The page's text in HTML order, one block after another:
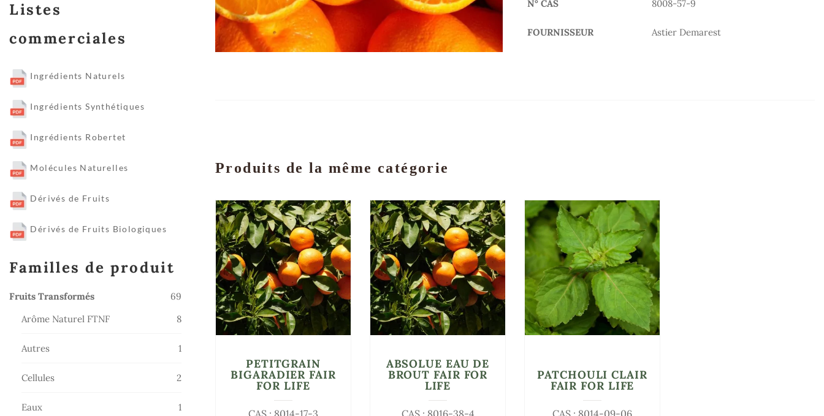
Listes
commerciales
Ingrédients Naturels
Ingrédients Synthétiques
Ingrédients Robertet
Molécules Naturelles
Dérivés de Fruits
Dérivés de Fruits Biologiques
Familles de produit
Fruits Transformés 69
produits
Arôme Naturel FTNF 88
produits
Autres
1
Cellules
2
Eaux
1
N° CAS 8008-57-9
FOURNISSEUR Astier Demarest
Produits de la même catégorie
PETITGRAIN
BIGARADIER FAIR
FOR LIFE
ABSOLUE EAU DE
BROUT FAIR FOR
LIFE
PATCHOULI CLAIR
FAIR FOR LIFE